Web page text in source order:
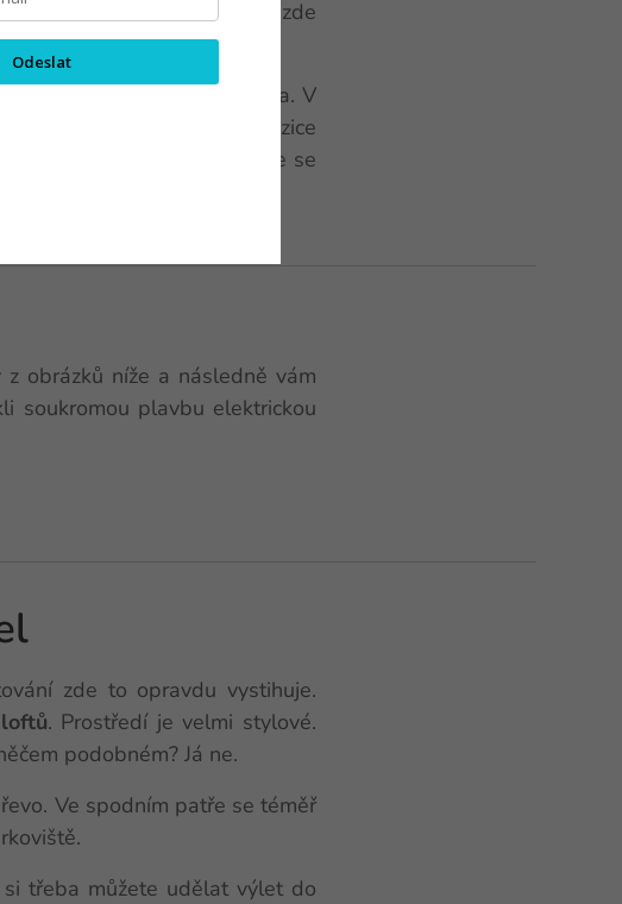
. Bydlí zde
začala druhá světová válka. V
politická opozice
prezidentem a jmenuje se
obrázků níže a následně vám
soukromou plavbu elektrickou
zde to opravdu vystihuje.
loftů. Prostředí je velmi stylové.
podobném? Já ne.
Ve spodním patře se téměř
třeba můžete udělat výlet do
Odeslat